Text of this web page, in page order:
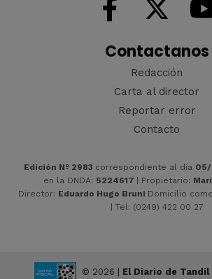
Contactanos
Redacción
Carta al director
Reportar error
Contacto
Edición Nº 2983 correspondiente al día
en la DNDA: 5224617 | Propietario:
Director: Eduardo Hugo Bruni Domicilio
| Tel: (0249) 422 00 27
© 2026 | El Diario de Tandil